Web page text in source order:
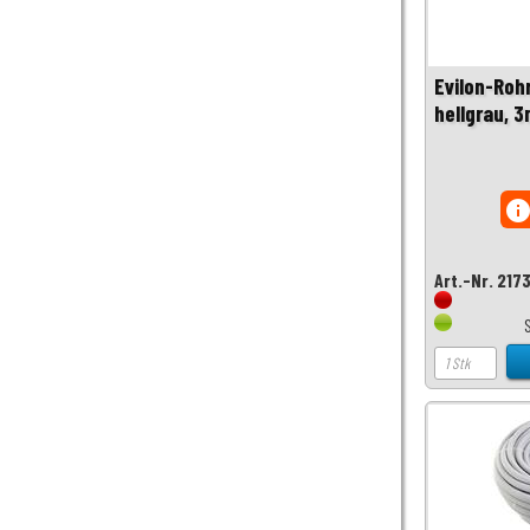
Evilon-
hellgrau,
Art.-Nr.